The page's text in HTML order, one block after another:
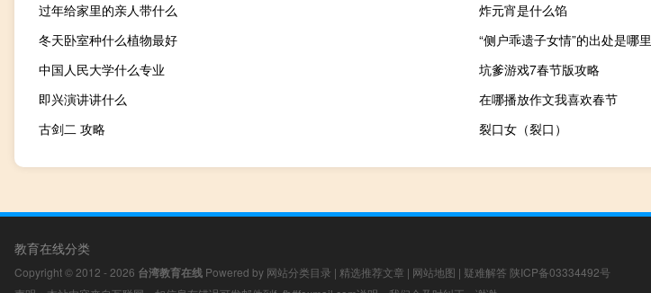
过年给家里的亲人带什么
炸元宵是什么馅
冬天卧室种什么植物最好
“侧户乖遗子女情”的出处是哪里
中国人民大学什么专业
坑爹游戏7春节版攻略
即兴演讲讲什么
在哪播放作文我喜欢春节
古剑二 攻略
裂口女（裂口）
教育在线分类
Copyright © 2012 - 2026 台湾教育在线 Powered by 网站分类目录 | 精选推荐文章 | 网站地图 | 疑难解答 陕ICP备03334492号